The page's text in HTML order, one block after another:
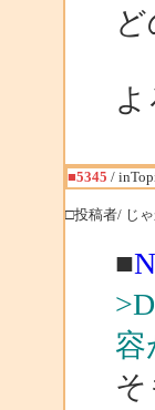
■5345 /
□投稿者/ じ
■
容